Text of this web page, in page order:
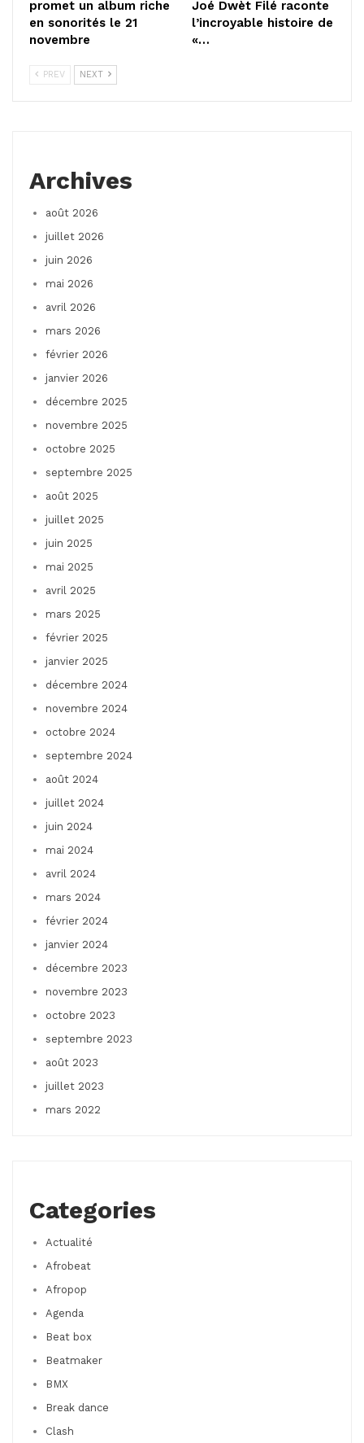
promet un album riche
en sonorités le 21
novembre
Joé Dwèt Filé raconte
l’incroyable histoire de
«…
PREV NEXT
Archives
août 2026
juillet 2026
juin 2026
mai 2026
avril 2026
mars 2026
février 2026
janvier 2026
décembre 2025
novembre 2025
octobre 2025
septembre 2025
août 2025
juillet 2025
juin 2025
mai 2025
avril 2025
mars 2025
février 2025
janvier 2025
décembre 2024
novembre 2024
octobre 2024
septembre 2024
août 2024
juillet 2024
juin 2024
mai 2024
avril 2024
mars 2024
février 2024
janvier 2024
décembre 2023
novembre 2023
octobre 2023
septembre 2023
août 2023
juillet 2023
mars 2022
Categories
Actualité
Afrobeat
Afropop
Agenda
Beat box
Beatmaker
BMX
Break dance
Clash